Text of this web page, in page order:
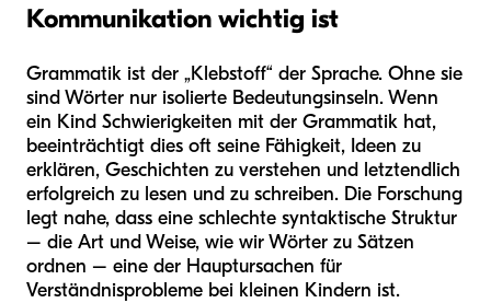
Kommunikation wichtig ist
Grammatik ist der „Klebstoff“ der Sprache. Ohne sie
sind Wörter nur isolierte Bedeutungsinseln. Wenn
ein Kind Schwierigkeiten mit der Grammatik hat,
beeinträchtigt dies oft seine Fähigkeit, Ideen zu
erklären, Geschichten zu verstehen und letztendlich
erfolgreich zu lesen und zu schreiben. Die Forschung
legt nahe, dass eine schlechte syntaktische Struktur
– die Art und Weise, wie wir Wörter zu Sätzen
ordnen – eine der Hauptursachen für
Verständnisprobleme bei kleinen Kindern ist.